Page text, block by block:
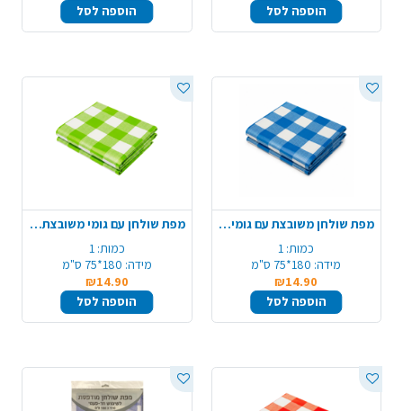
הוספה לסל
הוספה לסל
מפת שולחן משובצת עם גומי - כחול
כמות: 1
מידה: 180*75 ס"מ
₪14.90
הוספה לסל
מפת שולחן עם גומי משובצת - ירוק
כמות: 1
מידה: 180*75 ס"מ
₪14.90
הוספה לסל